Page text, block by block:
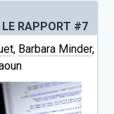
LE RAPPORT #7
, Barbara Minder,